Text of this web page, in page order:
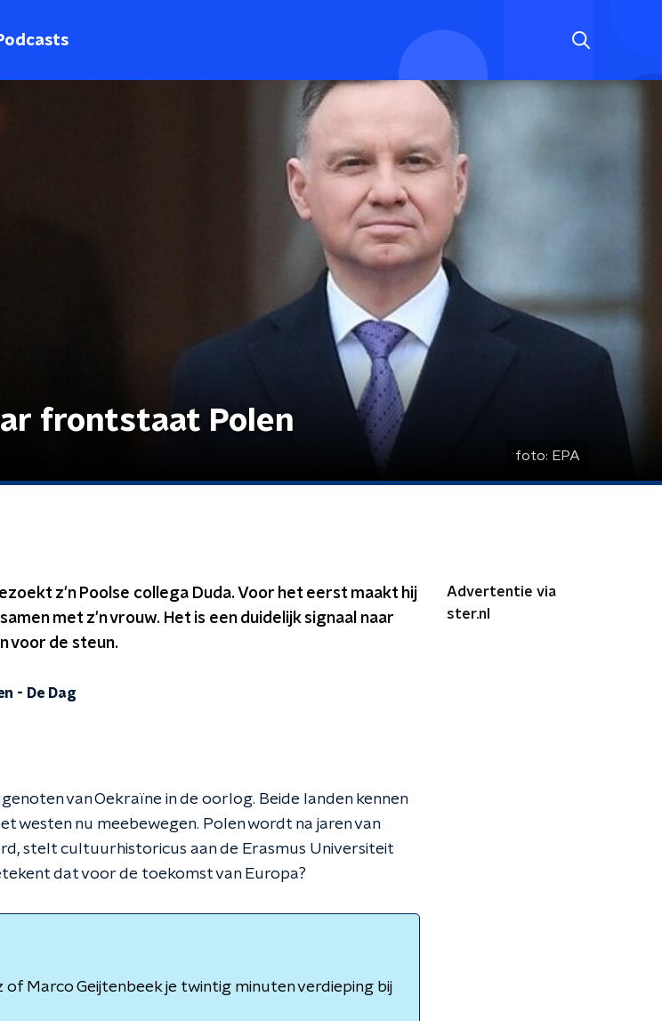
frontstaat Polen
foto: EPA
z'n Poolse collega Duda. Voor het eerst maakt hij
met z'n vrouw. Het is een duidelijk signaal naar
voor de steun.
- De Dag
van Oekraïne in de oorlog. Beide landen kennen
westen nu meebewegen. Polen wordt na jaren van
stelt cultuurhistoricus aan de Erasmus Universiteit
dat voor de toekomst van Europa?
of Marco Geijtenbeek je twintig minuten verdieping bij
Advertentie via
ster.nl